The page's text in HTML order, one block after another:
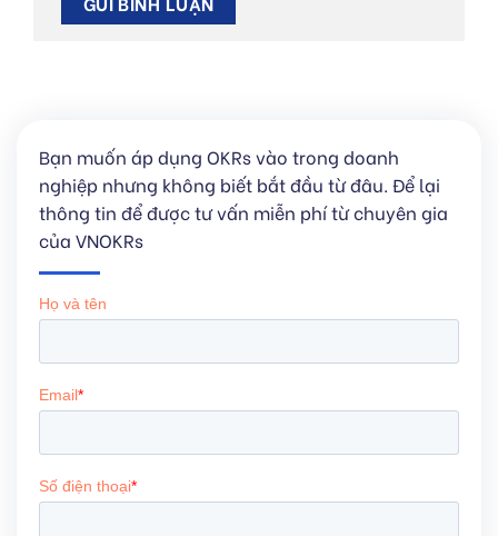
Bạn muốn áp dụng OKRs vào trong doanh
nghiệp nhưng không biết bắt đầu từ đâu. Để lại
thông tin để được tư vấn miễn phí từ chuyên gia
của VNOKRs